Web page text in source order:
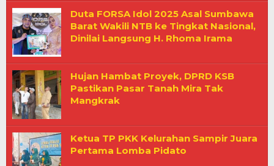
Duta FORSA Idol 2025 Asal Sumbawa
Barat Wakili NTB ke Tingkat Nasional,
Dinilai Langsung H. Rhoma Irama
Hujan Hambat Proyek, DPRD KSB
Pastikan Pasar Tanah Mira Tak
Mangkrak
Ketua TP PKK Kelurahan Sampir Juara
Pertama Lomba Pidato